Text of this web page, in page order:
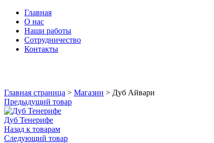
Главная
О нас
Наши работы
Сотрудничество
Контакты
Главная страница > Магазин > Дуб Айвари
Предыдущий товар
Дуб Тенерифе
Назад к товарам
Следующий товар